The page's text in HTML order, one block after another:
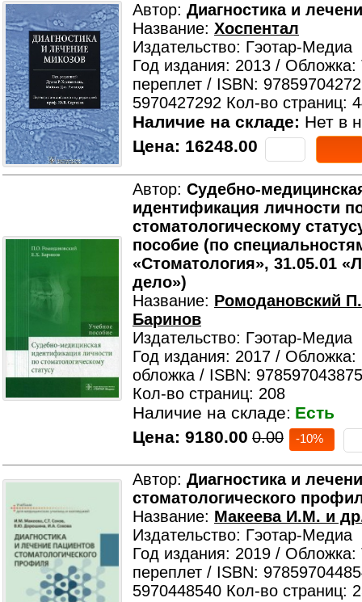
Автор: Диагностика и
Название: Хоспентал
Издательство: Гэотар-Медиа
Год издания: 2013 /
переплет / ISBN:
5970427292 Кол-во страниц:
Наличие на складе: Нет в
Цена: 16248.00
Автор: Судебно-
идентификация личности
стоматологическому
пособие (по
«Стоматология», 31.05.01
дело»)
Название: Ромодановский
Баринов
Издательство: Гэотар-Медиа
Год издания: 2017 / Обложка:
обложка / ISBN:
Кол-во страниц: 208
Наличие на складе: Есть
Цена: 9180.00 0.00 -10%
Автор: Диагностика и
стоматологического
Название: Макеева И.М. и
Издательство: Гэотар-Медиа
Год издания: 2019 /
переплет / ISBN:
5970448540 Кол-во страниц: